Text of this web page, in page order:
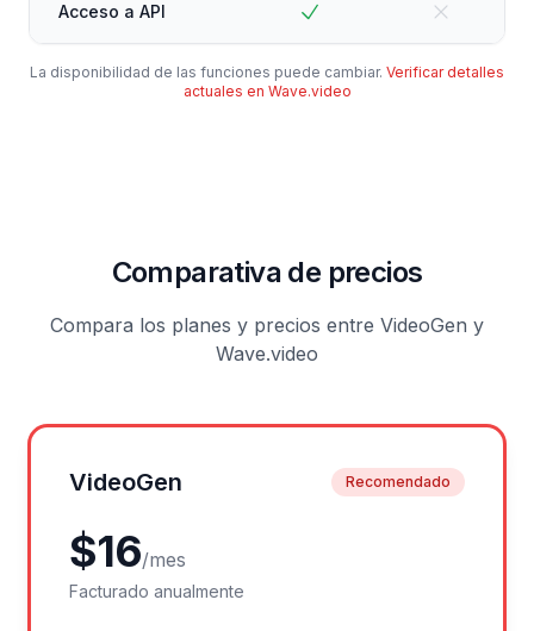
Acceso a API
La disponibilidad de las funciones puede cambiar. Verificar detalles
actuales en Wave.video
Comparativa de precios
Compara los planes y precios entre VideoGen y
Wave.video
VideoGen Recomendado
$16/mes
Facturado anualmente